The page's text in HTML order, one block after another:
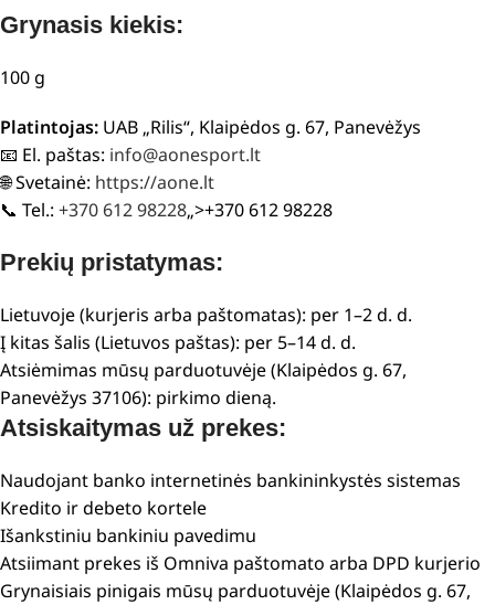
Grynasis kiekis:
100 g
Platintojas: UAB „Rilis“, Klaipėdos g. 67, Panevėžys
📧 El. paštas: info@aonesport.lt
🌐 Svetainė: https://aone.lt
📞 Tel.: +370 612 98228„>+370 612 98228
Prekių pristatymas:
Lietuvoje (kurjeris arba paštomatas): per 1–2 d. d.
Į kitas šalis (Lietuvos paštas): per 5–14 d. d.
Atsiėmimas mūsų parduotuvėje (Klaipėdos g. 67,
Panevėžys 37106): pirkimo dieną.
Atsiskaitymas už prekes:
Naudojant banko internetinės bankininkystės sistemas
Kredito ir debeto kortele
Išankstiniu bankiniu pavedimu
Atsiimant prekes iš Omniva paštomato arba DPD kurjerio
Grynaisiais pinigais mūsų parduotuvėje (Klaipėdos g. 67,